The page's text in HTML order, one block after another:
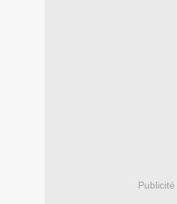
Publicité